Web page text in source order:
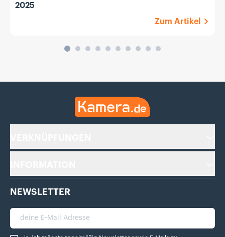
2025
Zum Artikel
Kamera.de
NEWSLETTER
deine E-Mail Adresse